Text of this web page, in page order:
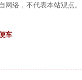
网络，不代表本站观点。
车